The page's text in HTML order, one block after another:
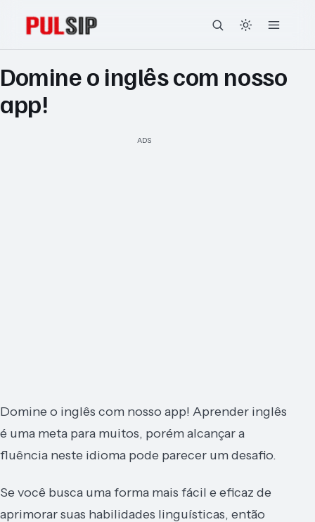
Domine o inglês com nosso
app!
ADS
Domine o inglês com nosso app! Aprender inglês
é uma meta para muitos, porém alcançar a
fluência neste idioma pode parecer um desafio.
Se você busca uma forma mais fácil e eficaz de
aprimorar suas habilidades linguísticas, então